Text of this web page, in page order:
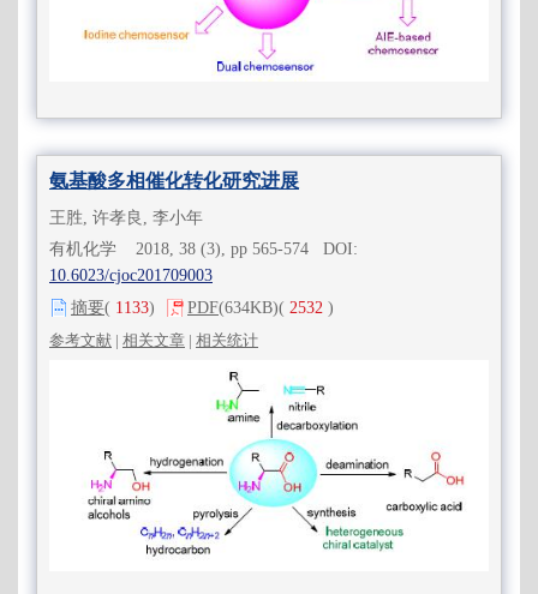
氨基酸多相催化转化研究进展
王胜, 许孝良, 李小年
有机化学 2018, 38 (3), pp 565-574 DOI:
10.6023/cjoc201709003
摘要( 1133) PDF(634KB)( 2532 )
参考文献 | 相关文章 | 相关统计